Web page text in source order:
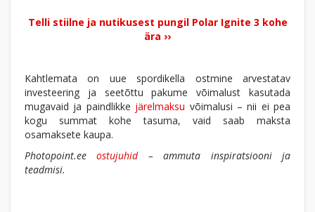
Telli stiilne ja nutikusest pungil Polar Ignite 3 kohe
ära ››
Kahtlemata on uue spordikella ostmine arvestatav
investeering ja seetõttu pakume võimalust kasutada
mugavaid ja paindlikke järelmaksu võimalusi – nii ei pea
kogu summat kohe tasuma, vaid saab maksta
osamaksete kaupa.
Photopoint.eeostujuhid– ammuta inspiratsiooni ja
teadmisi.